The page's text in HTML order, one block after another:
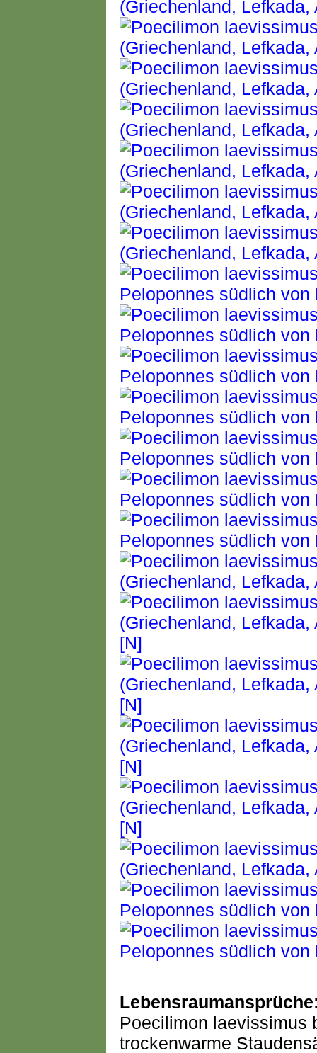
Poecilimon laevissimus
trockenwarme